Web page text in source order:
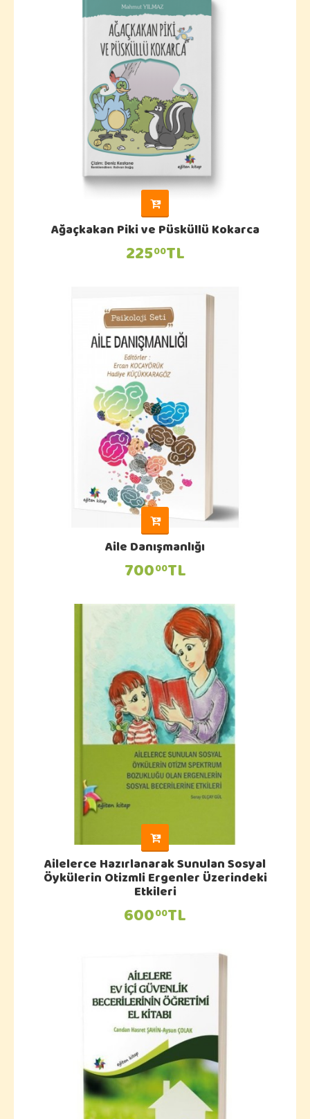
Ağaçkakan Piki ve Püsküllü Kokarca
22500TL
Aile Danışmanlığı
70000TL
Ailelerce Hazırlanarak Sunulan Sosyal
Öykülerin Otizmli Ergenler Üzerindeki
Etkileri
60000TL